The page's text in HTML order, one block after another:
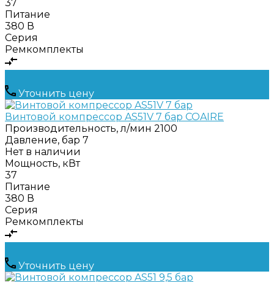
37
Питание
380 В
Серия
Ремкомплекты
Уточнить цену
Винтовой компрессор AS51V 7 бар COAIRE
Производительность, л/мин 2100
Давление, бар 7
Нет в наличии
Мощность, кВт
37
Питание
380 В
Серия
Ремкомплекты
Уточнить цену